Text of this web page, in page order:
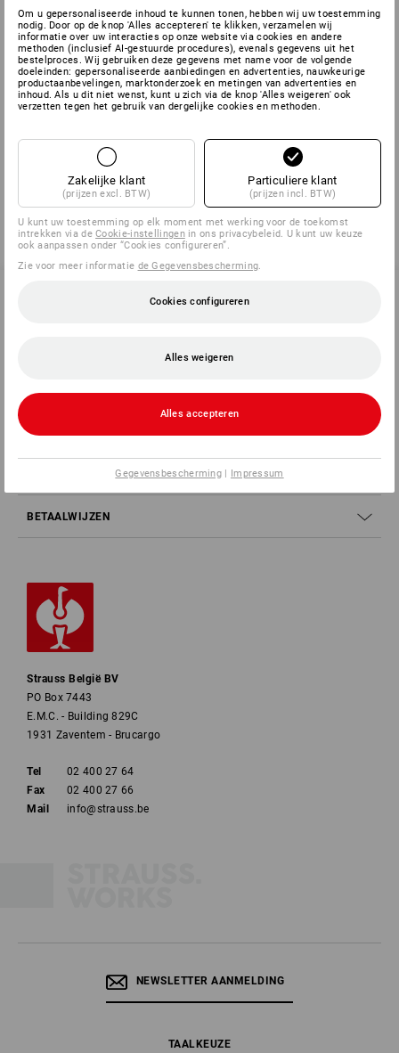
verontreinigingen, reduceert het gevaar van krassen en verhoogt
de levensduur van het adembeschermingsmasker.
Per 25.
BEDRIJVEN
BETAALWIJZEN
Strauss België BV
PO Box 7443
E.M.C. - Building 829C
1931 Zaventem - Brucargo
Tel
02 400 27 64
Fax
02 400 27 66
Mail
info@strauss.be
NEWSLETTER AANMELDING
TAALKEUZE
Om u gepersonaliseerde inhoud te kunnen tonen, hebben wij uw toestemming
nodig. Door op de knop 'Alles accepteren' te klikken, verzamelen wij
informatie over uw interacties op onze website via cookies en andere
methoden (inclusief AI-gestuurde procedures), evenals gegevens uit het
bestelproces. Wij gebruiken deze gegevens met name voor de volgende
doeleinden: gepersonaliseerde aanbiedingen en advertenties, nauwkeurige
productaanbevelingen, marktonderzoek en metingen van advertenties en
inhoud. Als u dit niet wenst, kunt u zich via de knop 'Alles weigeren' ook
verzetten tegen het gebruik van dergelijke cookies en methoden.
Zakelijke klant
(prijzen excl. BTW)
Particuliere klant
(prijzen incl. BTW)
U kunt uw toestemming op elk moment met werking voor de toekomst
intrekken via deCookie-instellingenin ons privacybeleid. U kunt uw keuze
ook aanpassen onder “Cookies configureren”.
Zie voor meer informatie de Gegevensbescherming
Cookies configureren
Alles weigeren
Alles accepteren
Gegevensbescherming | Impressum